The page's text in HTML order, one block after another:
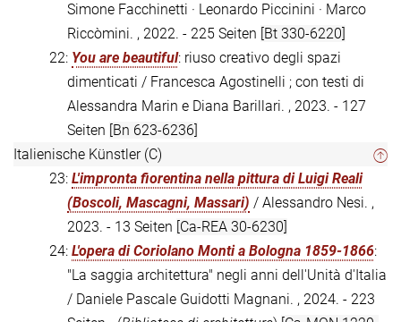
Simone Facchinetti · Leonardo Piccinini · Marco
Riccòmini. , 2022. - 225 Seiten [Bt 330-6220]
22: You are beautiful: riuso creativo degli spazi
dimenticati / Francesca Agostinelli ; con testi di
Alessandra Marin e Diana Barillari. , 2023. - 127
Seiten [Bn 623-6236]
Italienische Künstler (C)
23: L'impronta fiorentina nella pittura di Luigi Reali
(Boscoli, Mascagni, Massari) / Alessandro Nesi. ,
2023. - 13 Seiten [Ca-REA 30-6230]
24: L'opera di Coriolano Monti a Bologna 1859-1866:
"La saggia architettura" negli anni dell'Unità d'Italia
/ Daniele Pascale Guidotti Magnani. , 2024. - 223